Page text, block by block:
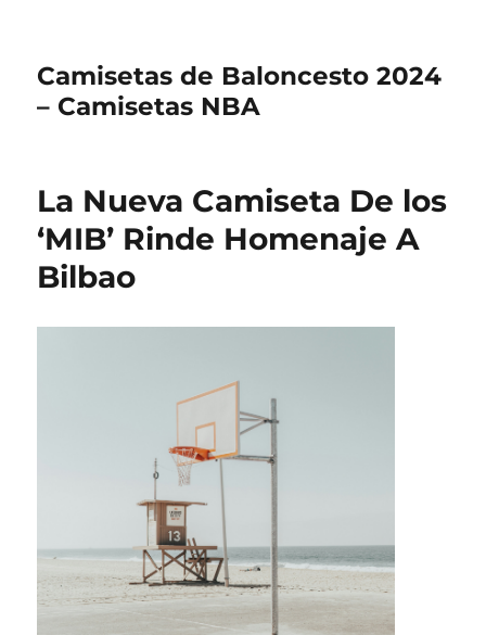
Camisetas de Baloncesto 2024
– Camisetas NBA
La Nueva Camiseta De los
‘MIB’ Rinde Homenaje A
Bilbao